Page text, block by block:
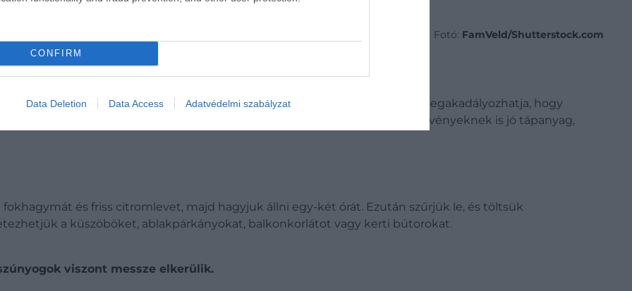
CONFIRM
Data Deletion Data Access Adatvédelmi szabályzat
Fotó: FamVeld/Shutterstock.com
szúnyogriasztó
is segíthet a szúnyogok távoltartásában. Egyrészt a földre szórva megakadályozhatja, hogy
füstölve is használható, hiszen így elzavarja a rovarokat. Emellett a növényeknek is jó tápanyag,
és friss citromlevet, majd hagyjuk állni egy-két órát. Ezután szűrjük le, és töltsük
a küszöböket, ablakpárkányokat, balkonkorlátot vagy kerti bútorokat.
viszont messze elkerülik.